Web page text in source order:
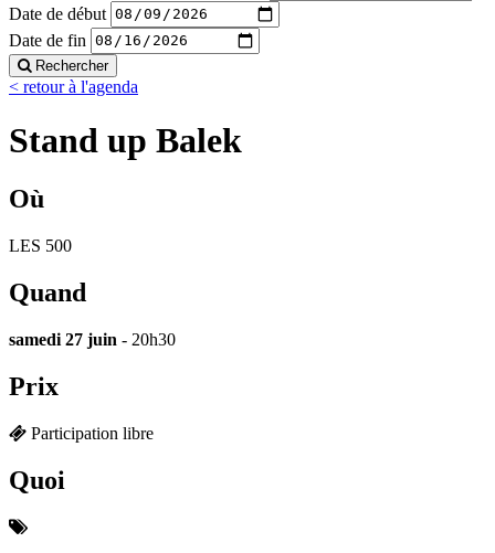
Date de début
Date de fin
Rechercher
< retour à l'agenda
Stand up Balek
Où
LES 500
Quand
samedi 27 juin - 20h30
Prix
Participation libre
Quoi